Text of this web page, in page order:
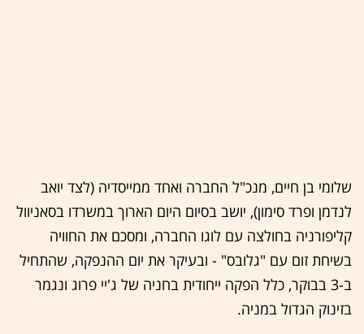
שלומי בן חיים, מנכ"ל החברה ואחד ממייסדיה (לצד יואב
לנדמן ופרד סימון), יושב בסיום היום הארוך במשרדו בסאניוול
קליפורניה בחולצה עם לוגו החברה, ומסכם את החוויה
בשיחת זום עם "גלובס" - ובעיקר את יום ההנפקה, שהתחיל
ב-3 בבוקר, כלל הפקה ייחודית בחניה של ג'יי פרוג ונגמר
בזינוק הגדול במניה.